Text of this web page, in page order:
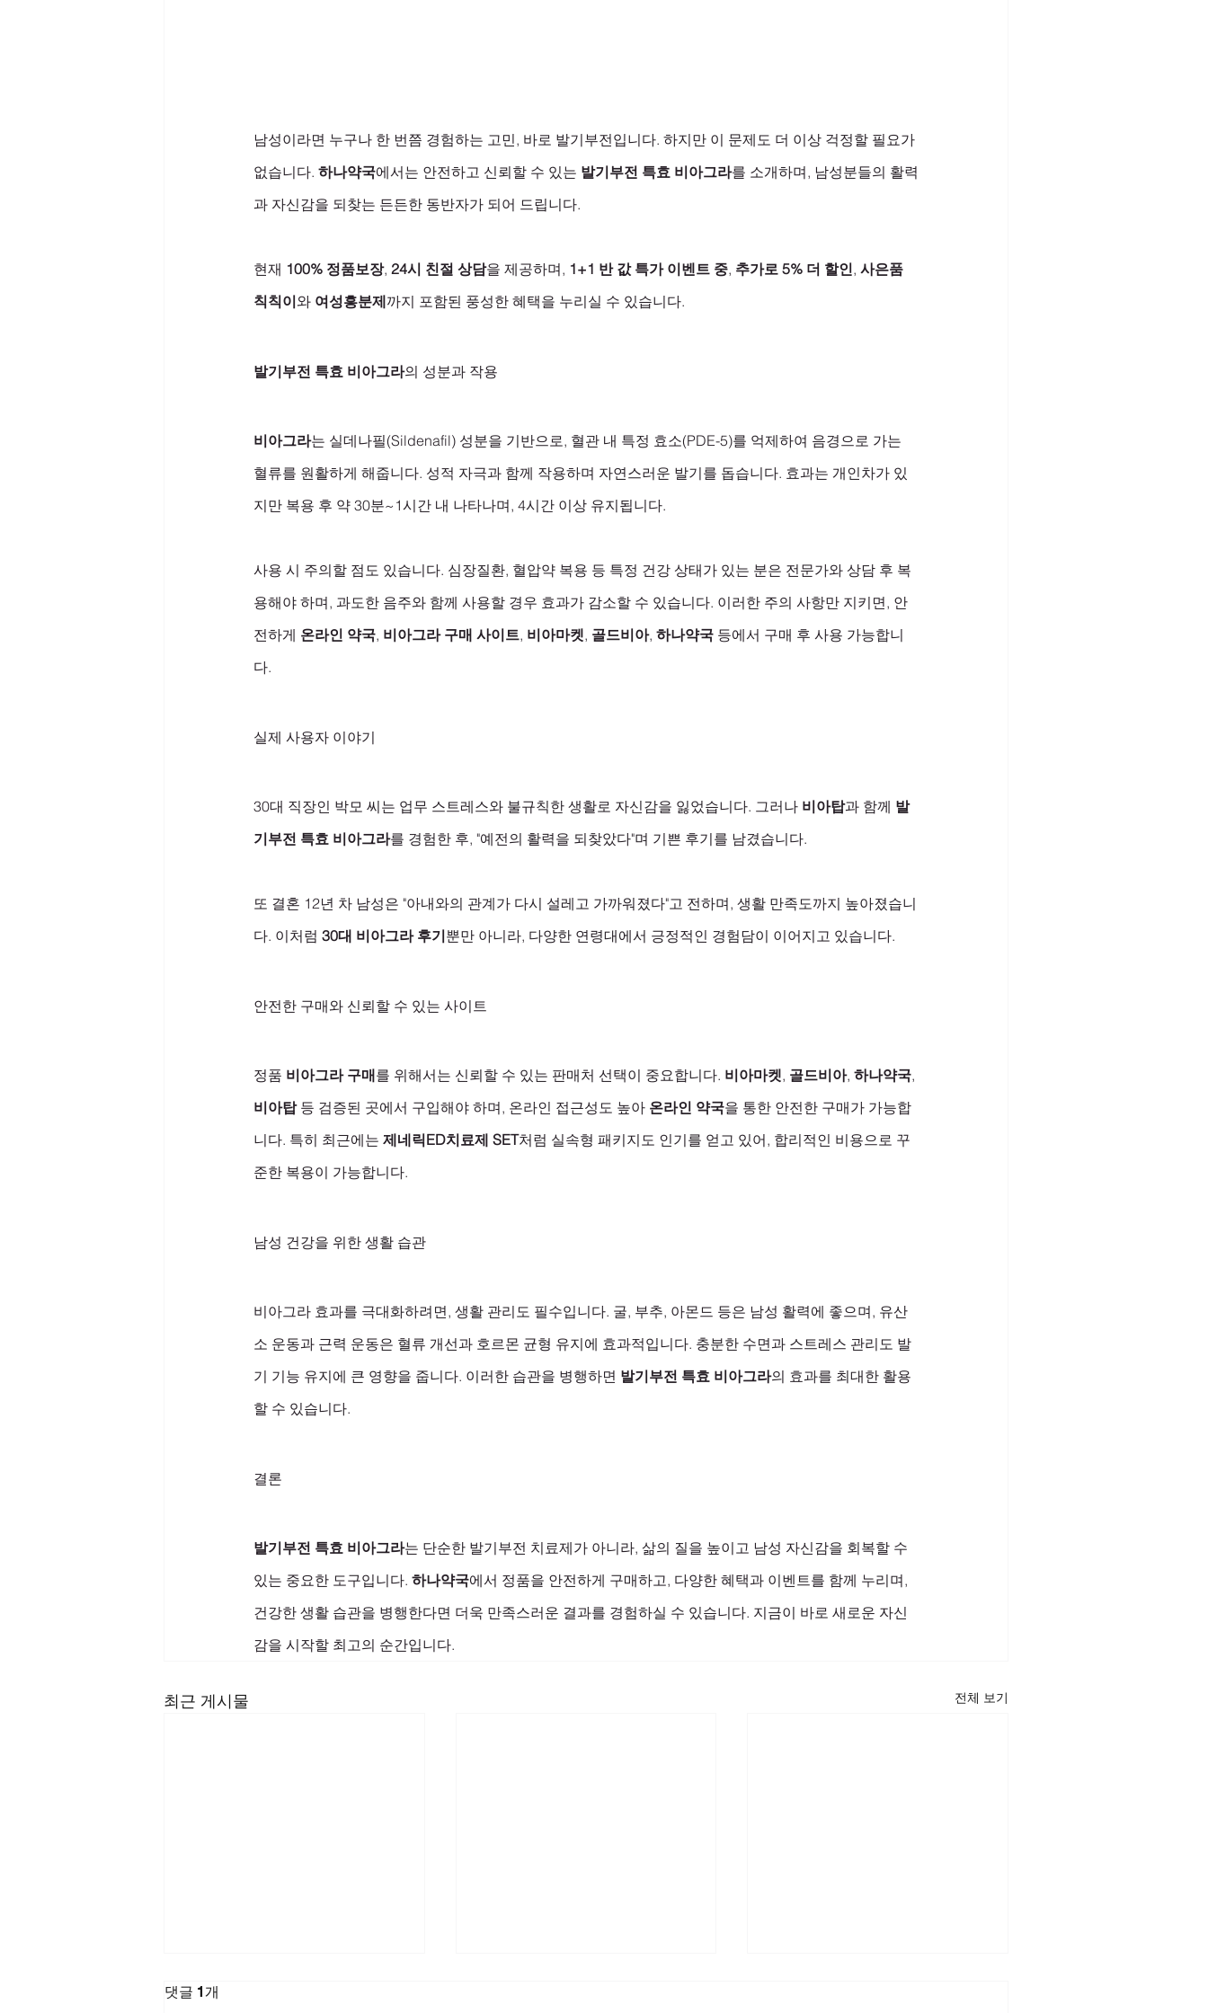
남성이라면 누구나 한 번쯤 경험하는 고민, 바로 발기부전입니다. 하지만 이 문제도 더 이상 걱정할 필요가
없습니다. 하나약국에서는 안전하고 신뢰할 수 있는 발기부전 특효 비아그라를 소개하며, 남성분들의 활력
과 자신감을 되찾는 든든한 동반자가 되어 드립니다.
현재 100% 정품보장, 24시 친절 상담을 제공하며, 1+1 반 값 특가 이벤트 중, 추가로 5% 더 할인, 사은품
칙칙이와 여성흥분제까지 포함된 풍성한 혜택을 누리실 수 있습니다.
발기부전 특효 비아그라의 성분과 작용
비아그라는 실데나필(Sildenafil) 성분을 기반으로, 혈관 내 특정 효소(PDE-5)를 억제하여 음경으로 가는
혈류를 원활하게 해줍니다. 성적 자극과 함께 작용하며 자연스러운 발기를 돕습니다. 효과는 개인차가 있
지만 복용 후 약 30분~1시간 내 나타나며, 4시간 이상 유지됩니다.
사용 시 주의할 점도 있습니다. 심장질환, 혈압약 복용 등 특정 건강 상태가 있는 분은 전문가와 상담 후 복
용해야 하며, 과도한 음주와 함께 사용할 경우 효과가 감소할 수 있습니다. 이러한 주의 사항만 지키면, 안
전하게 온라인 약국, 비아그라 구매 사이트, 비아마켓, 골드비아, 하나약국 등에서 구매 후 사용 가능합니
다.
실제 사용자 이야기
30대 직장인 박모 씨는 업무 스트레스와 불규칙한 생활로 자신감을 잃었습니다. 그러나 비아탑과 함께 발
기부전 특효 비아그라를 경험한 후, "예전의 활력을 되찾았다"며 기쁜 후기를 남겼습니다.
또 결혼 12년 차 남성은 "아내와의 관계가 다시 설레고 가까워졌다"고 전하며, 생활 만족도까지 높아졌습니
다. 이처럼 30대 비아그라 후기뿐만 아니라, 다양한 연령대에서 긍정적인 경험담이 이어지고 있습니다.
안전한 구매와 신뢰할 수 있는 사이트
정품 비아그라 구매를 위해서는 신뢰할 수 있는 판매처 선택이 중요합니다. 비아마켓, 골드비아, 하나약국,
비아탑 등 검증된 곳에서 구입해야 하며, 온라인 접근성도 높아 온라인 약국을 통한 안전한 구매가 가능합
니다. 특히 최근에는 제네릭ED치료제 SET처럼 실속형 패키지도 인기를 얻고 있어, 합리적인 비용으로 꾸
준한 복용이 가능합니다.
남성 건강을 위한 생활 습관
비아그라 효과를 극대화하려면, 생활 관리도 필수입니다. 굴, 부추, 아몬드 등은 남성 활력에 좋으며, 유산
소 운동과 근력 운동은 혈류 개선과 호르몬 균형 유지에 효과적입니다. 충분한 수면과 스트레스 관리도 발
기 기능 유지에 큰 영향을 줍니다. 이러한 습관을 병행하면 발기부전 특효 비아그라의 효과를 최대한 활용
할 수 있습니다.
결론
발기부전 특효 비아그라는 단순한 발기부전 치료제가 아니라, 삶의 질을 높이고 남성 자신감을 회복할 수
있는 중요한 도구입니다. 하나약국에서 정품을 안전하게 구매하고, 다양한 혜택과 이벤트를 함께 누리며,
건강한 생활 습관을 병행한다면 더욱 만족스러운 결과를 경험하실 수 있습니다. 지금이 바로 새로운 자신
감을 시작할 최고의 순간입니다.
최근 게시물 전체 보기
댓글 1개